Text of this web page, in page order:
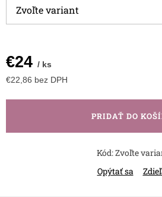
€24 / ks
€22,86 bez DPH
cena:
PRIDAŤ DO
Kód:Zvoľte
Opýtať sa